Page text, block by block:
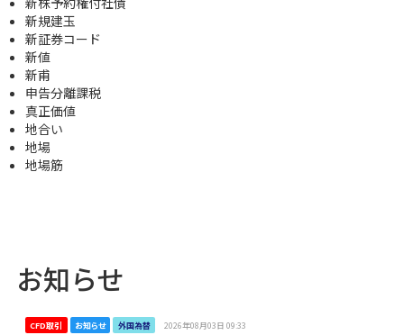
新規建玉
新証券コード
新値
新甫
申告分離課税
真正価値
地合い
地場
地場筋
お知らせ
CFD取引 お知らせ 外国為替 2026年08月03日 09:33